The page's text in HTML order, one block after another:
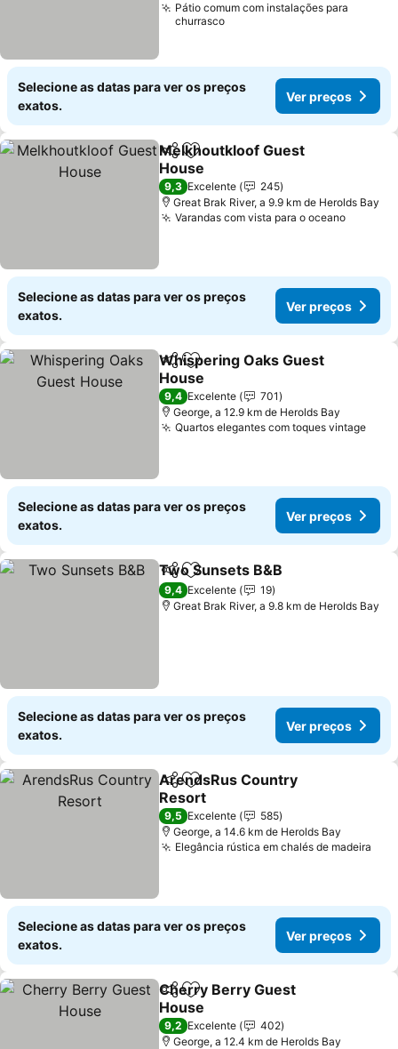
Pátio comum com instalações para
churrasco
Selecione as datas para ver os preços
exatos.
Ver preços
PartilharAdicionar aos favoritos
Melkhoutkloof Guest
House
9,3 Excelente
245
Great Brak River, a 9.9 km de Herolds Bay
Varandas com vista para o oceano
Selecione as datas para ver os preços
exatos.
Ver preços
PartilharAdicionar aos favoritos
Whispering Oaks Guest
House
9,4 Excelente
701
George, a 12.9 km de Herolds Bay
Quartos elegantes com toques vintage
Selecione as datas para ver os preços
exatos.
Ver preços
PartilharAdicionar aos favoritos
Two Sunsets B&B
9,4 Excelente
19
Great Brak River, a 9.8 km de Herolds Bay
Selecione as datas para ver os preços
exatos.
Ver preços
PartilharAdicionar aos favoritos
ArendsRus Country
Resort
9,5 Excelente
585
George, a 14.6 km de Herolds Bay
Elegância rústica em chalés de madeira
Selecione as datas para ver os preços
exatos.
Ver preços
PartilharAdicionar aos favoritos
Cherry Berry Guest
House
9,2 Excelente
402
George, a 12.4 km de Herolds Bay